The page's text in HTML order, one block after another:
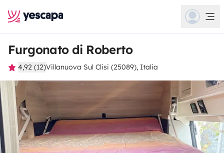
Furgonato di Roberto
4,92 (12)Villanuova Sul Clisi (25089), Italia